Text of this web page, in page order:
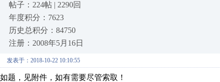
帖子：224帖 | 2290回
年度积分：7623
历史总积分：84750
注册：2008年5月16日
发表于：2018-10-22 10:10:55
如题，见附件，如有需要尽管索取！